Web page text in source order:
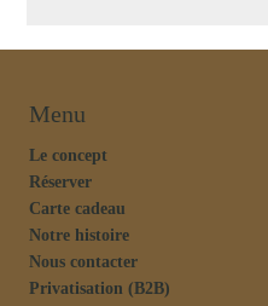
Menu
Le concept
Réserver
Carte cadeau
Notre histoire
Nous contacter
Privatisation (B2B)